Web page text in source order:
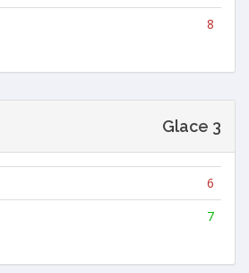
8
Glace 3
6
7